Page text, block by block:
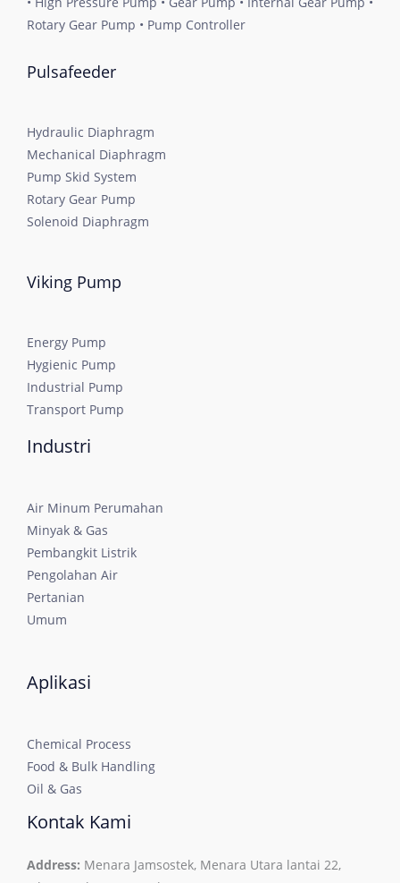
Rotary Gear Pump • Pump Controller
Pulsafeeder
Hydraulic Diaphragm
Mechanical Diaphragm
Pump Skid System
Rotary Gear Pump
Solenoid Diaphragm
Viking Pump
Energy Pump
Hygienic Pump
Industrial Pump
Transport Pump
Industri
Air Minum Perumahan
Minyak & Gas
Pembangkit Listrik
Pengolahan Air
Pertanian
Umum
Aplikasi
Chemical Process
Food & Bulk Handling
Oil & Gas
Kontak Kami
Address: Menara Jamsostek, Menara Utara lantai 22,